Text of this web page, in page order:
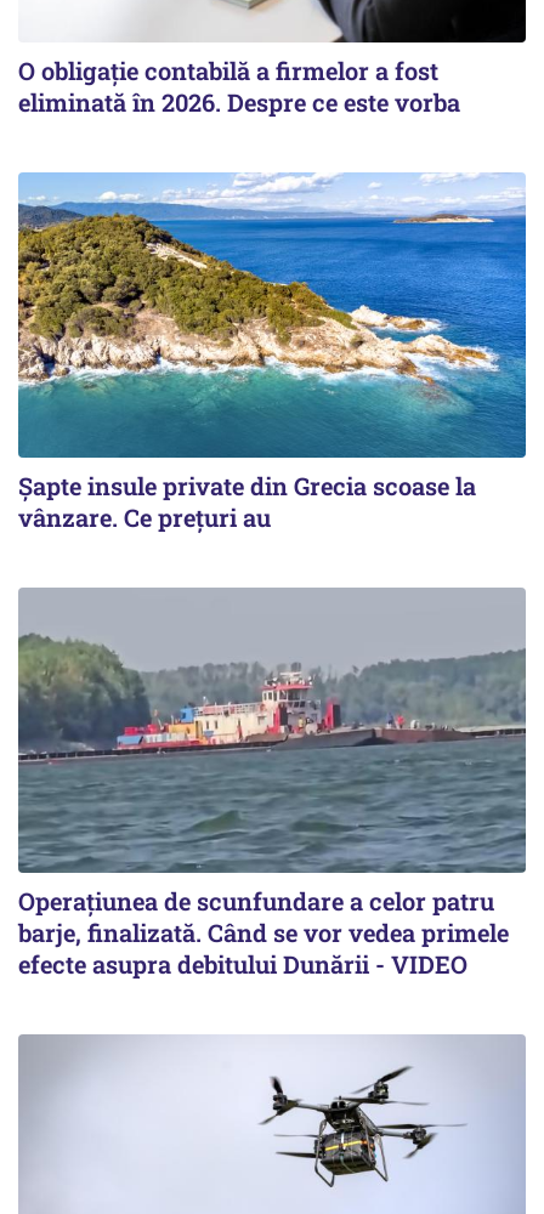
O obligație contabilă a firmelor a fost
eliminată în 2026. Despre ce este vorba
Șapte insule private din Grecia scoase la
vânzare. Ce prețuri au
Operațiunea de scunfundare a celor patru
barje, finalizată. Când se vor vedea primele
efecte asupra debitului Dunării - VIDEO